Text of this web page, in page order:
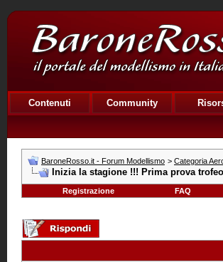
Contenuti Community
BaroneRosso.it - Forum Modellismo > Categoria
Inizia la stagione !!! Prima prova
Registrazione FAQ